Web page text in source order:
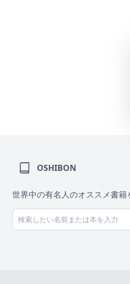
OSHIBON
世界中の有名人のオススメ書籍